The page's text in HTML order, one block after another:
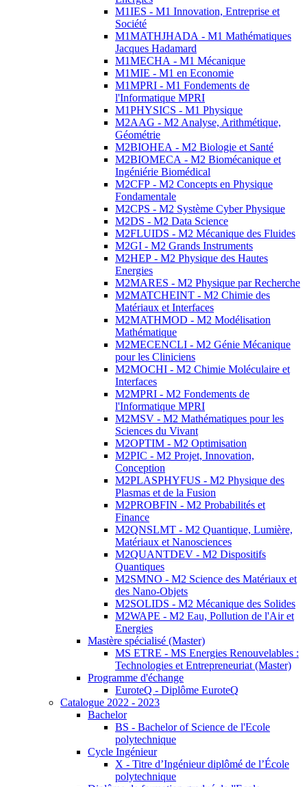
M1IES - M1 Innovation, Entreprise et
Société
M1MATHJHADA - M1 Mathématiques
Jacques Hadamard
M1MECHA - M1 Mécanique
M1MIE - M1 en Economie
M1MPRI - M1 Fondements de
l'Informatique MPRI
M1PHYSICS - M1 Physique
M2AAG - M2 Analyse, Arithmétique,
Géométrie
M2BIOHEA - M2 Biologie et Santé
M2BIOMECA - M2 Biomécanique et
Ingéniérie Biomédical
M2CFP - M2 Concepts en Physique
Fondamentale
M2CPS - M2 Système Cyber Physique
M2DS - M2 Data Science
M2FLUIDS - M2 Mécanique des Fluides
M2GI - M2 Grands Instruments
M2HEP - M2 Physique des Hautes
Energies
M2MARES - M2 Physique par Recherche
M2MATCHEINT - M2 Chimie des
Matériaux et Interfaces
M2MATHMOD - M2 Modélisation
Mathématique
M2MECENCLI - M2 Génie Mécanique
pour les Cliniciens
M2MOCHI - M2 Chimie Moléculaire et
Interfaces
M2MPRI - M2 Fondements de
l'Informatique MPRI
M2MSV - M2 Mathématiques pour les
Sciences du Vivant
M2OPTIM - M2 Optimisation
M2PIC - M2 Projet, Innovation,
Conception
M2PLASPHYFUS - M2 Physique des
Plasmas et de la Fusion
M2PROBFIN - M2 Probabilités et
Finance
M2QNSLMT - M2 Quantique, Lumière,
Matériaux et Nanosciences
M2QUANTDEV - M2 Dispositifs
Quantiques
M2SMNO - M2 Science des Matériaux et
des Nano-Objets
M2SOLIDS - M2 Mécanique des Solides
M2WAPE - M2 Eau, Pollution de l'Air et
Energies
Mastère spécialisé (Master)
MS ETRE - MS Energies Renouvelables :
Technologies et Entrepreneuriat (Master)
Programme d'échange
EuroteQ - Diplôme EuroteQ
Catalogue 2022 - 2023
Bachelor
BS - Bachelor of Science de l'Ecole
polytechnique
Cycle Ingénieur
X - Titre d’Ingénieur diplômé de l’École
polytechnique